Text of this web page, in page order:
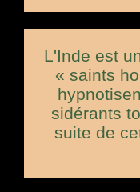
L'Inde est
« saints
sidérants
suite de